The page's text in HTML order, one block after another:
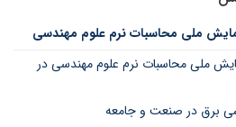
ملی محاسبات نرم علوم مهندسی
ملی محاسبات نرم علوم مهندسی در
برق در صنعت و جامعه